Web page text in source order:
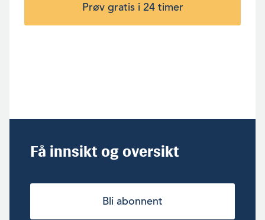
Prøv gratis i 24 timer
Få innsikt og oversikt
Bli abonnent